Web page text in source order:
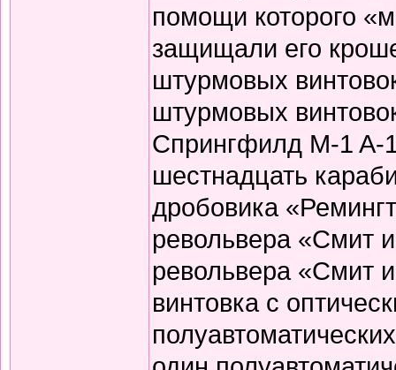
помощи которого
защищали его
штурмовых
штурмовых
Спрингфилд M-1 A-
шестнадцать
дробовика
револьвера «Смит
револьвера «Смит
винтовка с